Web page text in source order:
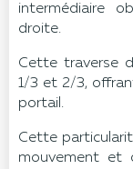
intermédiaire
droite.
Cette traverse
1/3 et 2/3,
portail.
Cette
mouvement et